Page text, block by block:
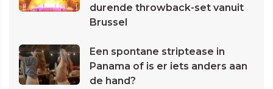
durende throwback-set vanuit
Brussel
Een spontane striptease in
Panama of is er iets anders aan
de hand?